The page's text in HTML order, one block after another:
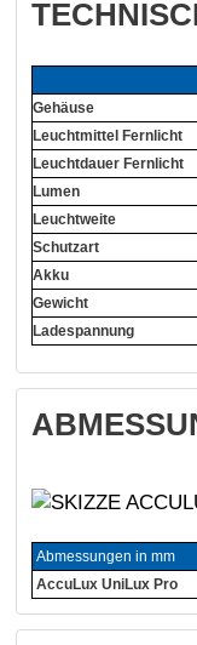
Gehäuse
Leuchtmittel Fernlicht
Leuchtdauer Fernlicht
Lumen
Leuchtweite
Schutzart
Akku
Gewicht
Ladespannung
Abmessungen in mm
AccuLux UniLux Pro